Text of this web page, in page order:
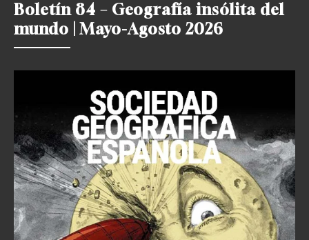
Boletín 84 – Geografía insólita del
mundo | Mayo-Agosto 2026